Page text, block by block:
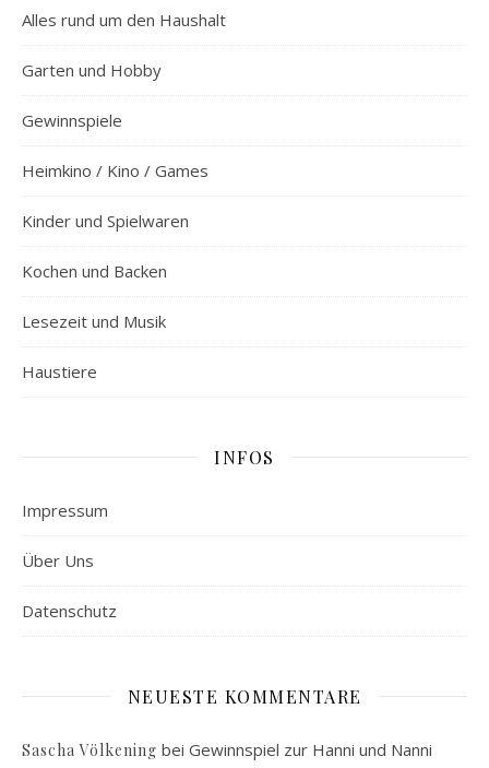
Alles rund um den Haushalt
Garten und Hobby
Gewinnspiele
Heimkino / Kino / Games
Kinder und Spielwaren
Kochen und Backen
Lesezeit und Musik
Haustiere
INFOS
Impressum
Über Uns
Datenschutz
NEUESTE KOMMENTARE
Sascha Völkening bei Gewinnspiel zur Hanni und Nanni